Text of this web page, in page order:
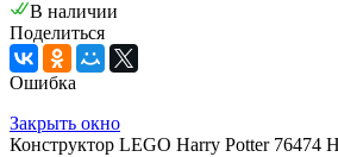
В наличии
Поделиться
Ошибка
Закрыть окно
Конструктор LEGO Harry Potter 76474